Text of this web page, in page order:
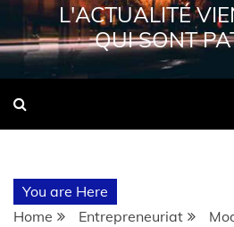
L'ACTUALITÉ
QUI SONT
You are Here
Home
Entrepreneuriat